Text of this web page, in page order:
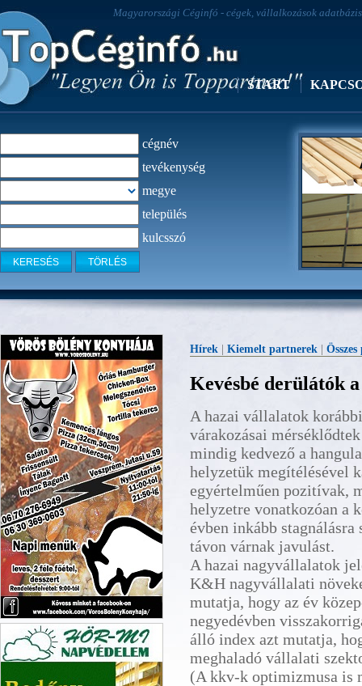
Magyarországi Céginfó - cégek, vállalkozások
START
cégnév
tevékenység
megye
település
kulcsszó
Vörös Bölény Pizza Veszprém
Hírek | Kiemelt partnerek |
Kevésbé derülátók
A hazai vállalatok
várakozásai
mindig kedvező a
helyzetük megítélésével
egyértelműen pozitívak,
helyzetre vonatkozóan a
évben inkább
távon várnak javulást.
A hazai nagyvállalatok
K&H nagyvállalati
mutatja, hogy az év
negyedévben
álló index azt mutatja,
meghaladó vállalati
(A kkv-k optimizmusa is